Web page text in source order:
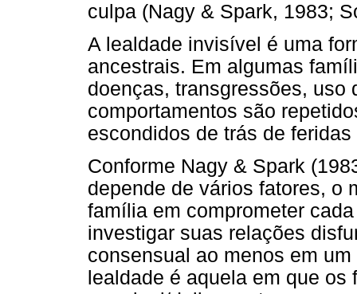
culpa (Nagy & Spark, 1983;
A lealdade invisível é uma
ancestrais. Em algumas
doenças, transgressões, uso
comportamentos são
escondidos de trás de
Conforme Nagy & Spark
depende de vários fatores, o
família em comprometer
investigar suas relações
consensual ao menos em
lealdade é aquela em que